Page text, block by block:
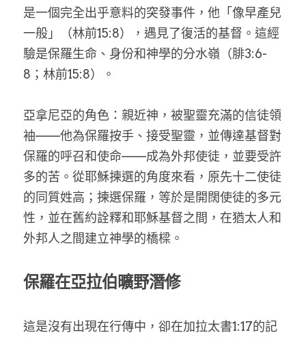
是一個完全出乎意料的突發事件，他「像早產兒
一般」（林前15:8），遇見了復活的基督。這經
驗是保羅生命、身份和神學的分水嶺（腓3:6-
8；林前15:8）。
亞拿尼亞的角色：親近神，被聖靈充滿的信徒領
袖——他為保羅按手、接受聖靈，並傳達基督對
保羅的呼召和使命——成為外邦使徒，並要受許
多的苦。從耶穌揀選的角度來看，原先十二使徒
的同質姓高；揀選保羅，等於是開闊使徒的多元
性，並在舊約詮釋和耶穌基督之間，在猶太人和
外邦人之間建立神學的橋樑。
保羅在亞拉伯曠野潛修
這是沒有出現在行傳中，卻在加拉太書1:17的記